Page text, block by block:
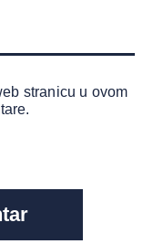
stranicu u ovom